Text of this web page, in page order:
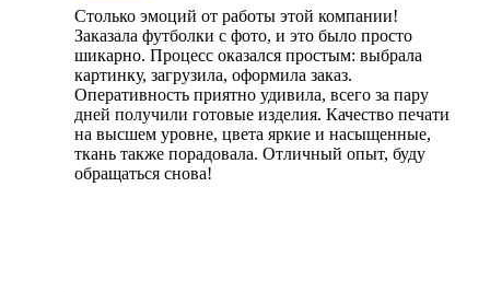
Столько эмоций от работы этой компании!
Заказала футболки с фото, и это было просто
шикарно. Процесс оказался простым: выбрала
картинку, загрузила, оформила заказ.
Оперативность приятно удивила, всего за пару
дней получили готовые изделия. Качество печати
на высшем уровне, цвета яркие и насыщенные,
ткань также порадовала. Отличный опыт, буду
обращаться снова!